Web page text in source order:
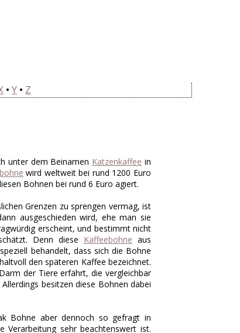
• Y • Z
unter dem Beinamen Katzenkaffee in
wird weltweit bei rund 1200 Euro
Bohnen bei rund 6 Euro agiert.
Grenzen zu sprengen vermag, ist
ausgeschieden wird, ehe man sie
erscheint, und bestimmt nicht
Denn diese Kaffeebohne aus
behandelt, dass sich die Bohne
den späteren Kaffee bezeichnet.
der Tiere erfährt, die vergleichbar
besitzen diese Bohnen dabei
Bohne aber dennoch so gefragt in
Verarbeitung sehr beachtenswert ist.